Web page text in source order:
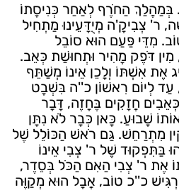
בְּמַהֲלַךְ הַחֹרֶף לְאַחַר כְּנִיסָתוֹ
ר' צְבִיקָ'ה מְיֻדָּעֵינוּ מַתְחִיל
מִדֵּי פַּעַם הוּא סוֹבֵל
דֹּפֶק מָהִיר וּתְחוּשַׁת כְּאֵב.
אֶת אִשְׁתּוֹ וְלָכֵן אֵינוֹ מְשַׁתֵּף
לְיוֹם רִאשׁוֹן כ''ה בִּשְׁבָט
חֲזָקִים בֶּחָזֶה, דָּבָר
שָׁבוּעַ. כָּאן כְּבָר לֹא נִתָּן
מִתְרַחֵשׁ. גַּם רֹאשׁ הַכּוֹלֵל שֶׁל
בַּתִּפְקוּד שֶׁל ר' צְבִי אֵינוֹ
אֶת ר' צְבִי הַאִם הַכֹּל בְּסֵדֶר,
כ''כ טוֹב, אֲבָל הוּא מְקַוֶּה